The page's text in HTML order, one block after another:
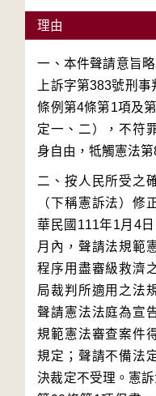
理由
一、本件聲請意旨
上訴字第383號刑
條例第4條第1項及
定一、二），不符
二、按人民所受之
（下稱憲訴法）修
華民國111年1月4
月內，聲請法規範
程序用盡審級救濟
局裁判所適用之法
聲請憲法法庭為宣
規範憲法審查案件
規定；聲請不備法
決裁定不受理。憲